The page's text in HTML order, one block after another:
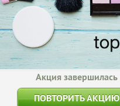
Акция завершилась
ПОВТОРИТЬ АКЦИЮ